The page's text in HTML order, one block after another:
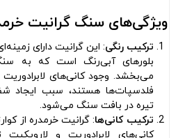
ویژگی‌های سنگ گرانیت
ترکیب رنگی: این گرانیت دارای
بلورهای آبی‌رنگ است که به
می‌بخشد. وجود کانی‌های لابرادوریت
فلدسپات‌ها هستند، سبب ایجاد
تیره در بافت سنگ می‌شود.
ترکیب کانی‌ها: گرانیت خرمدره از
کانی‌های لابرادوریت و